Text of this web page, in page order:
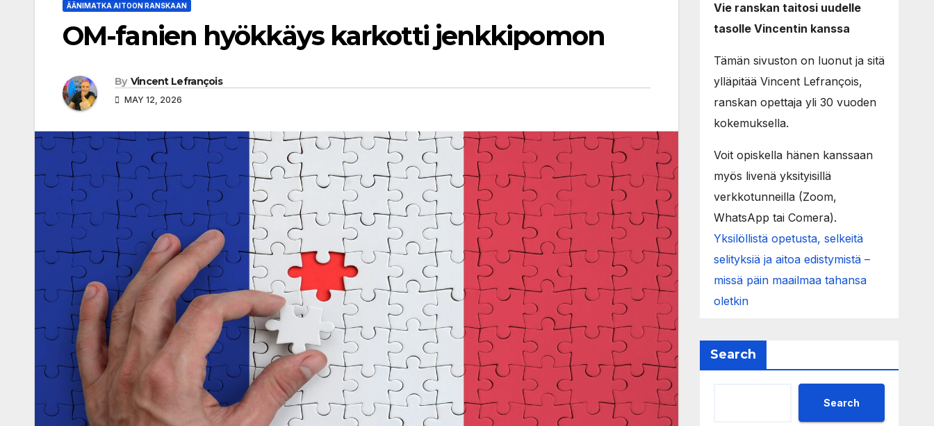
ÄÄNIMATKA AITOON RANSKAAN
OM-fanien hyökkäys karkotti jenkkipomon
By Vincent Lefrançois
MAY 12, 2026
Vie ranskan taitosi uudelle
tasolle Vincentin kanssa
Tämän sivuston on luonut ja sitä
ylläpitää Vincent Lefrançois,
ranskan opettaja yli 30 vuoden
kokemuksella.
Voit opiskella hänen kanssaan
myös livenä yksityisillä
verkkotunneilla (Zoom,
WhatsApp tai Comera).
Yksilöllistä opetusta, selkeitä
selityksiä ja aitoa edistymistä –
missä päin maailmaa tahansa
oletkin
Search
Search